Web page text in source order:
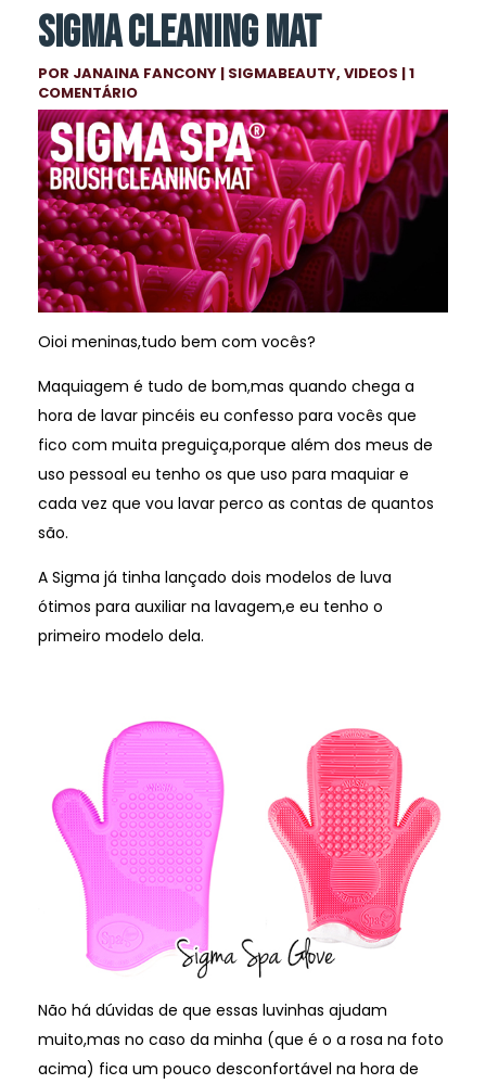
SIGMA CLEANING MAT
POR JANAINA FANCONY | SIGMABEAUTY, VIDEOS | 1
COMENTÁRIO
Oioi meninas,tudo bem com vocês?
Maquiagem é tudo de bom,mas quando chega a
hora de lavar pincéis eu confesso para vocês que
fico com muita preguiça,porque além dos meus de
uso pessoal eu tenho os que uso para maquiar e
cada vez que vou lavar perco as contas de quantos
são.
A Sigma já tinha lançado dois modelos de luva
ótimos para auxiliar na lavagem,e eu tenho o
primeiro modelo dela.
Não há dúvidas de que essas luvinhas ajudam
muito,mas no caso da minha (que é o a rosa na foto
acima) fica um pouco desconfortável na hora de